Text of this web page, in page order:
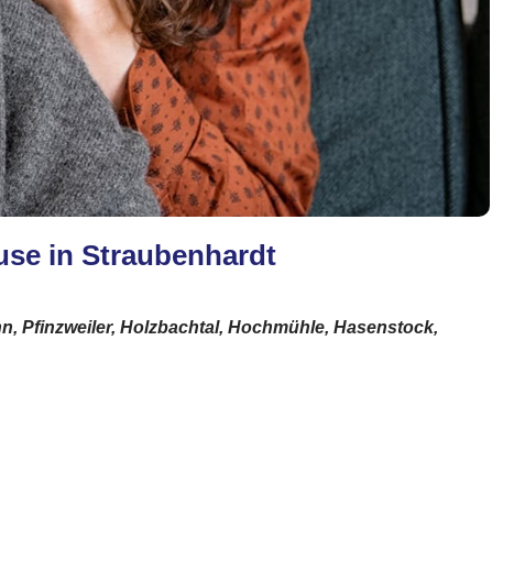
in Straubenhardt
Pfinzweiler, Holzbachtal, Hochmühle, Hasenstock,